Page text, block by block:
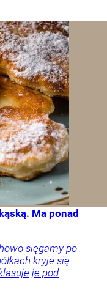
Ma ponad
sięgamy po
kryje się
je pod